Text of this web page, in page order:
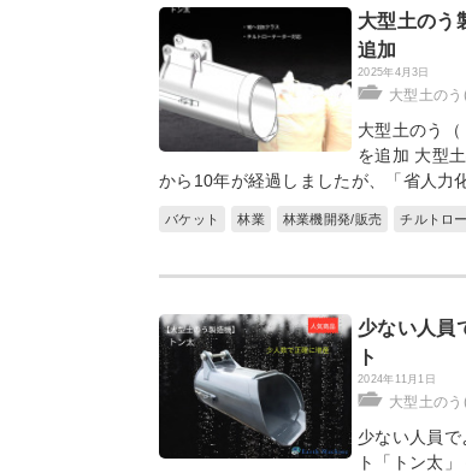
大型土のう
追加
2025年4月3日
大型土の
大型土のう
を追加 大型
から10年が経過しましたが、「省人力
バケット 林業 林業機開発/販売 チルトロ
少ない人員
ト
2024年11月1日
大型土の
少ない人員
ト「トン太